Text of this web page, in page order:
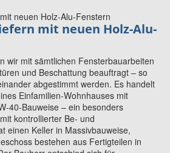
mit neuen Holz-Alu-
wir mit sämtlichen Fensterbauarbeiten
und Beschattung beauftragt – so
abgestimmt werden. Es handelt
Einfamilien-Wohnhauses mit
40-Bauweise – ein besonders
kontrollierter Be- und
einen Keller in Massivbauweise,
bestehen aus Fertigteilen in